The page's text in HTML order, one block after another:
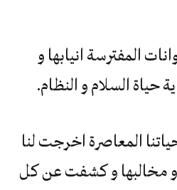
المفترسة انيابها و
حياة السلام و النظام.
المعاصرة اخرجت لنا
و مخالبها و كشفت عن كل